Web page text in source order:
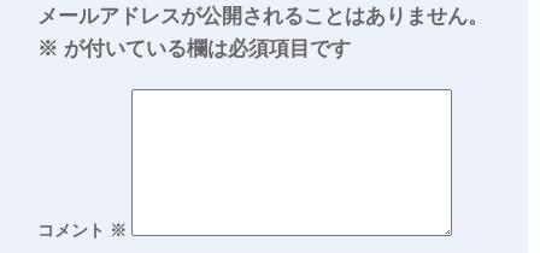
メールアドレスが公開されることはありません。
※ が付いている欄は必須項目です
コメント ※